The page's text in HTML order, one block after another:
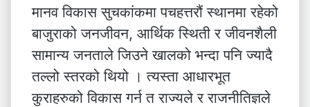
मानव विकास सुचकांकमा पचहत्तरौं स्थानमा रहेको
बाजुराको जनजीवन, आर्थिक स्थिती र जीवनशैली
सामान्य जनताले जिउने खालको भन्दा पनि ज्यादै
तल्लो स्तरको थियो । त्यस्ता आधारभूत
कुराहरुको विकास गर्न त राज्यले र राजनीतिज्ञले